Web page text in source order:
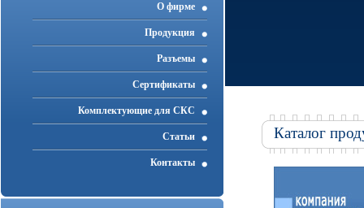
О фирме
Продукция
Разъемы
Cертификаты
Комплектующие для СКС
Статьи
Контакты
Каталог